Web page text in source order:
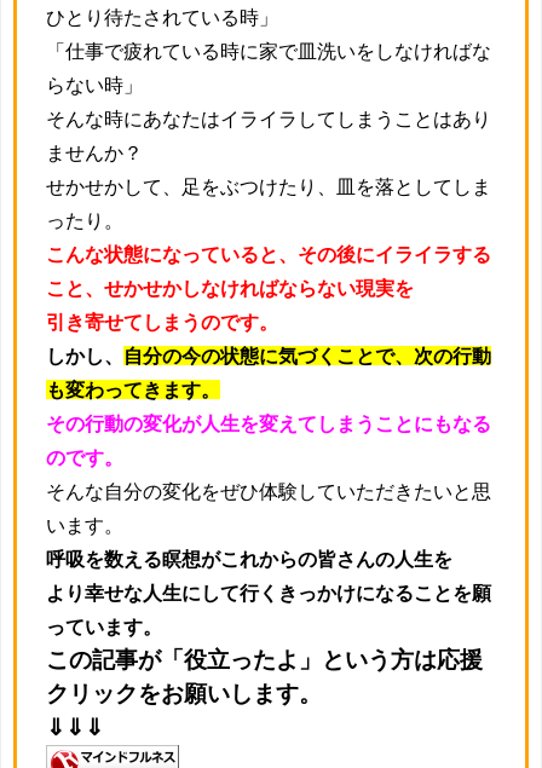
ひとり待たされている時」
「仕事で疲れている時に家で皿洗いをしなければな
らない時」
そんな時にあなたはイライラしてしまうことはあり
ませんか？
せかせかして、足をぶつけたり、皿を落としてしま
ったり。
こんな状態になっていると、その後にイライラする
こと、せかせかしなければならない現実を
引き寄せてしまうのです。
しかし、
自分の今の状態に気づくことで、次の行動
も変わってきます。
その行動の変化が人生を変えてしまうことにもなる
のです。
そんな自分の変化をぜひ体験していただきたいと思
います。
呼吸を数える瞑想がこれからの皆さんの人生を
より幸せな人生にして行くきっかけになることを願
っています。
この記事が「役立ったよ」という方は応援
クリックをお願いします。
⇓⇓⇓